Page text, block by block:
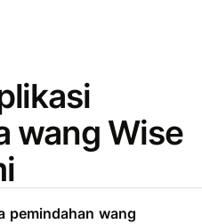
wang Wise
pemindahan wang